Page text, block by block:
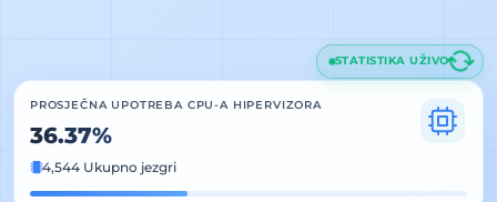
STATISTIKA UŽIVO
PROSJEČNA UPOTREBA CPU-A HIPERVIZORA
36.37%
4,544 Ukupno jezgri